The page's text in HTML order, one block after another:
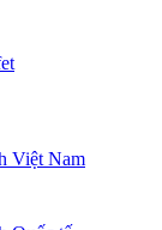
Việt Nam